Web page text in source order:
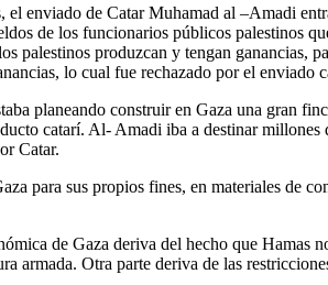
enviado de Catar Muhamad al –Amadi
de los funcionarios públicos palestinos
produzcan y tengan ganancias,
lo cual fue rechazado por el enviado
planeando construir en Gaza una gran
catarí. Al- Amadi iba a destinar
Catar.
para sus propios fines, en materiales de
de Gaza deriva del hecho que Hamas
armada. Otra parte deriva de las